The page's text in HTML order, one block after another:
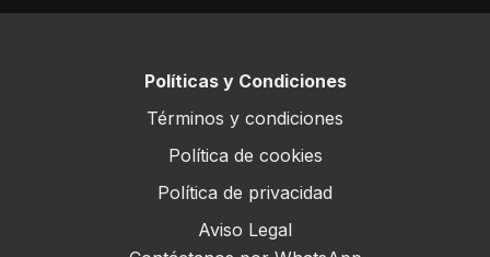
Políticas y Condiciones
Términos y condiciones
Política de cookies
Política de privacidad
Aviso Legal